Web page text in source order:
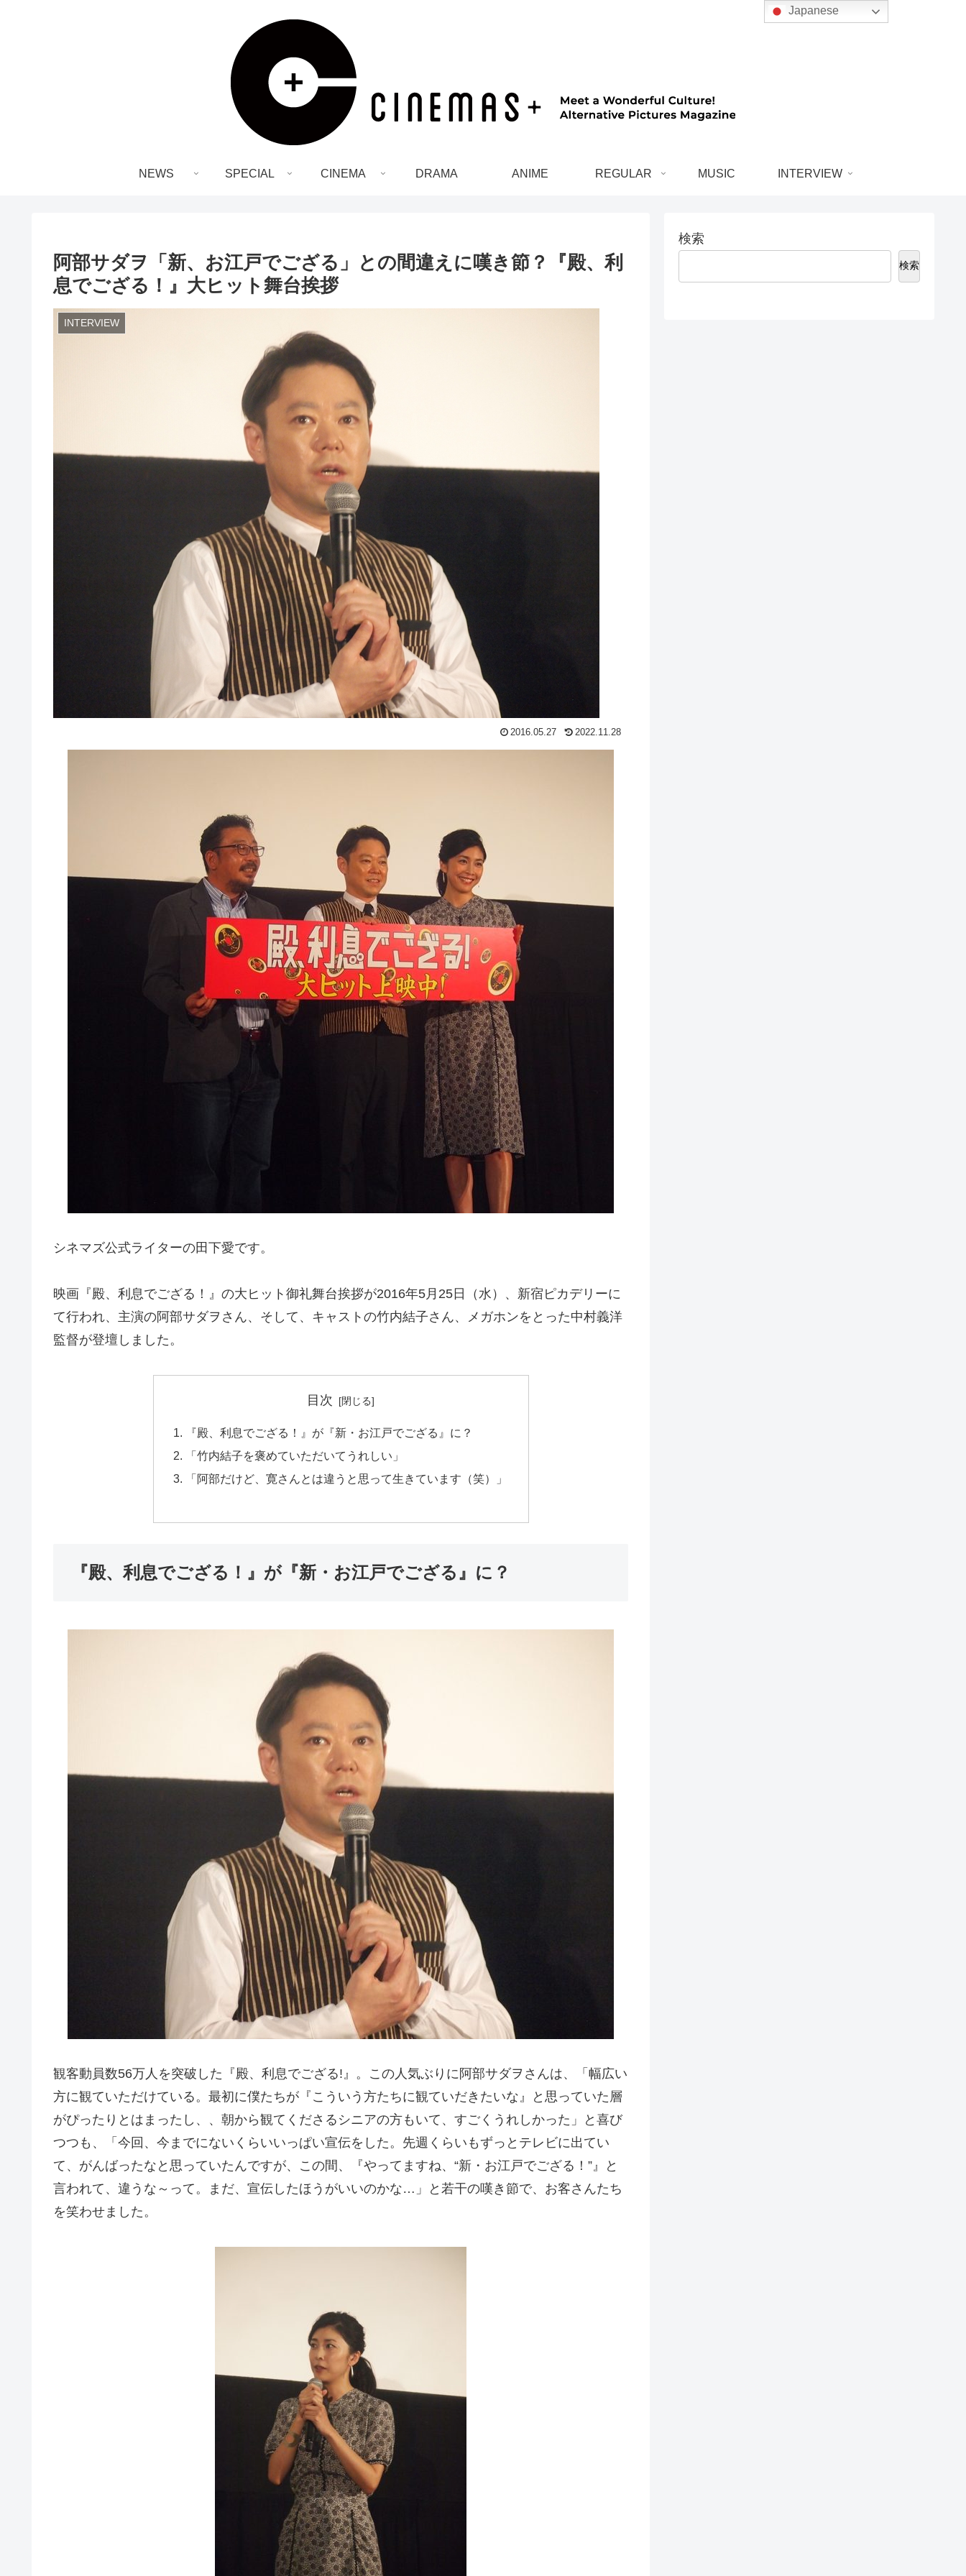
NEWS SPECIAL CINEMA DRAMA ANIME REGULAR MUSIC INTERVIEW
阿部サダヲ「新、お江戸でござる」との間違えに嘆き節？『殿、利
息でござる！』大ヒット舞台挨拶
INTERVIEW
2016.05.27 2022.11.28
シネマズ公式ライターの田下愛です。
映画『殿、利息でござる！』の大ヒット御礼舞台挨拶が2016年5月25日（水）、新宿ピカデリーに
て行われ、主演の阿部サダヲさん、そして、キャストの竹内結子さん、メガホンをとった中村義洋
監督が登壇しました。
目次
『殿、利息でござる！』が『新・お江戸でござる』に？
「竹内結子を褒めていただいてうれしい」
「阿部だけど、寛さんとは違うと思って生きています（笑）」
『殿、利息でござる！』が『新・お江戸でござる』に？
観客動員数56万人を突破した『殿、利息でござる!』。この人気ぶりに阿部サダヲさんは、「幅広い
方に観ていただけている。最初に僕たちが『こういう方たちに観ていだきたいな』と思っていた層
がぴったりとはまったし、、朝から観てくださるシニアの方もいて、すごくうれしかった」と喜び
つつも、「今回、今までにないくらいいっぱい宣伝をした。先週くらいもずっとテレビに出てい
て、がんばったなと思っていたんですが、この間、『やってますね、“新・お江戸でござる！”』と
言われて、違うな～って。まだ、宣伝したほうがいいのかな…」と若干の嘆き節で、お客さんたち
を笑わせました。
検索
検索
Japanese